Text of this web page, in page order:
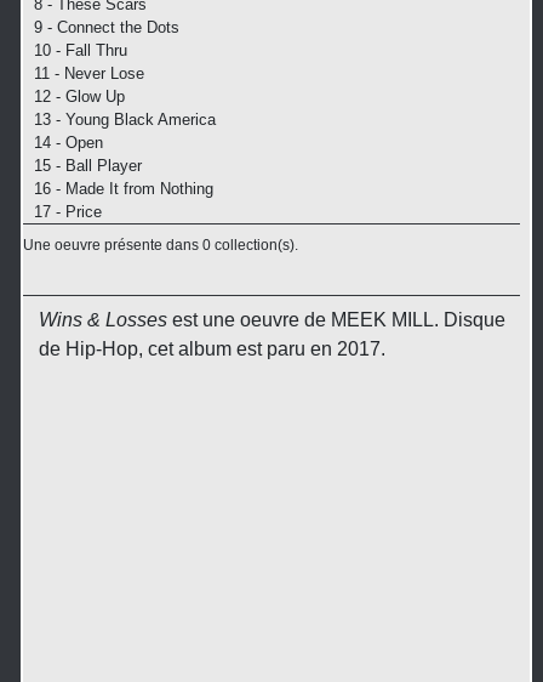
8 - These Scars
9 - Connect the Dots
10 - Fall Thru
11 - Never Lose
12 - Glow Up
13 - Young Black America
14 - Open
15 - Ball Player
16 - Made It from Nothing
17 - Price
Une oeuvre présente dans 0 collection(s).
Wins & Lossesest une oeuvre de MEEK MILL. Disque
de Hip-Hop, cet album est paru en 2017.